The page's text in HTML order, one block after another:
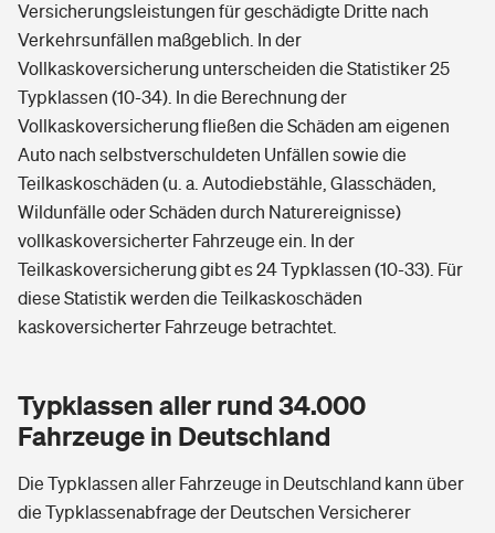
Versicherungsleistungen für geschädigte Dritte nach
Verkehrsunfällen maßgeblich. In der
Vollkaskoversicherung unterscheiden die Statistiker 25
Typklassen (10-34). In die Berechnung der
Vollkaskoversicherung fließen die Schäden am eigenen
Auto nach selbstverschuldeten Unfällen sowie die
Teilkaskoschäden (u. a. Autodiebstähle, Glasschäden,
Wildunfälle oder Schäden durch Naturereignisse)
vollkaskoversicherter Fahrzeuge ein. In der
Teilkaskoversicherung gibt es 24 Typklassen (10-33). Für
diese Statistik werden die Teilkaskoschäden
kaskoversicherter Fahrzeuge betrachtet.
Typklassen aller rund 34.000
Fahrzeuge in Deutschland
Die Typklassen aller Fahrzeuge in Deutschland kann über
die Typklassenabfrage der Deutschen Versicherer